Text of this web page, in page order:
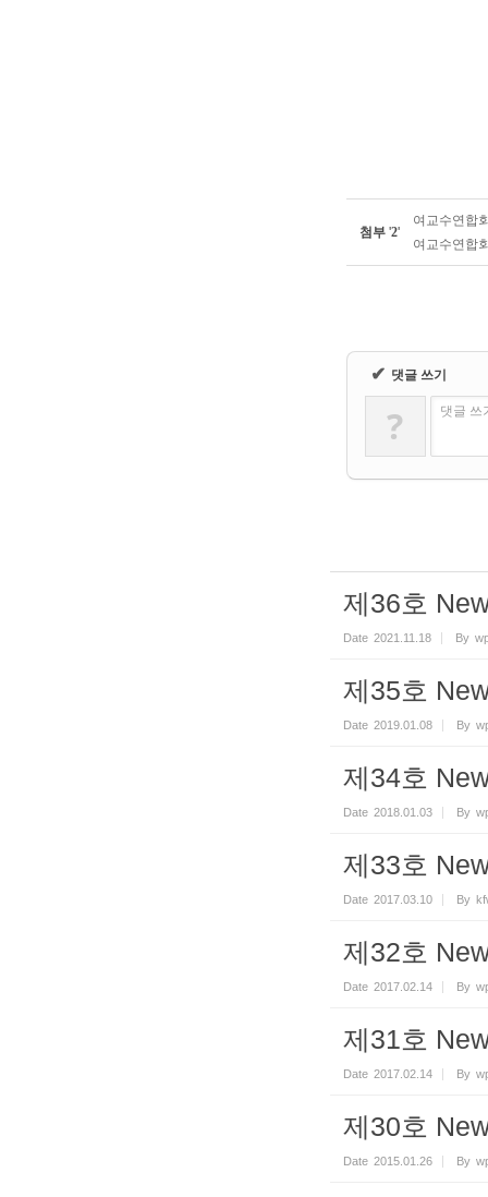
첨부 '2'
여교수연합
여교수연합
✔ 댓글 쓰기
? 댓글 쓰
제36호
Date 2021.11.18 By
제35호
Date 2019.01.08 By
제34호
Date 2018.01.03 By
제33호
Date 2017.03.10 By
제32호
Date 2017.02.14 By
제31호
Date 2017.02.14 By
제30호
Date 2015.01.26 By